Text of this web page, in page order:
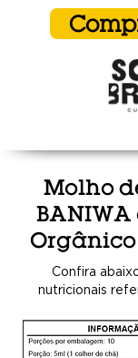
Molho
Orgânico
Confira
nutricionais